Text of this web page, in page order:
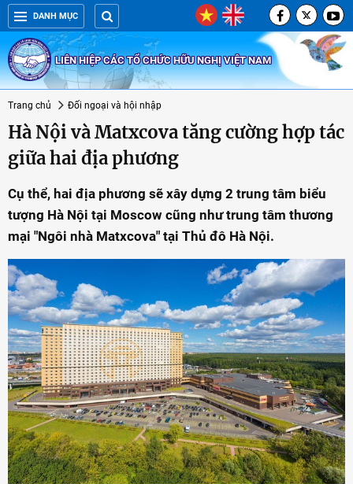
DANH MỤC
LIÊN HIỆP CÁC TỔ CHỨC HỮU NGHỊ VIỆT NAM
Trang chủ Đối ngoại và hội nhập
Hà Nội và Matxcova tăng cường hợp tác
giữa hai địa phương
Cụ thể, hai địa phương sẽ xây dựng 2 trung tâm biểu
tượng Hà Nội tại Moscow cũng như trung tâm thương
mại "Ngôi nhà Matxcova" tại Thủ đô Hà Nội.